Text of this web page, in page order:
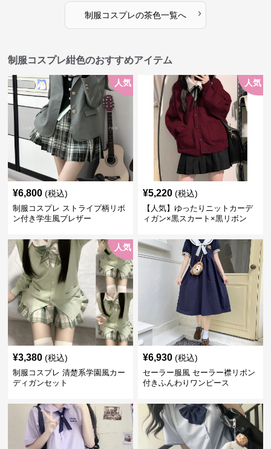
制服コスプレの茶色一覧へ ›
制服コスプレ紺色のおすすめアイテム
人気
¥6,800 (税込)
制服コスプレ ストライプ柄リボ
ン付き学生風ブレザー
人気
¥5,220 (税込)
【人気】ゆったりニットカーデ
ィガン×黒スカート×黒リボン
人気
¥3,380 (税込)
制服コスプレ 清楚系学園風カー
ディガンセット
¥6,930 (税込)
セーラー服風 セーラー襟リボン
付きふんわりワンピース